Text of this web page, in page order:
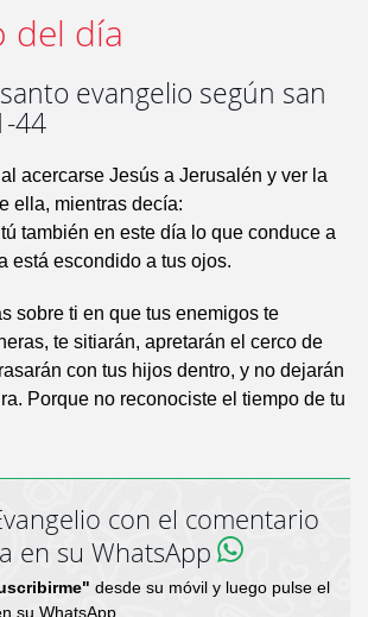
del día
evangelio según san
44
acercarse Jesús a Jerusalén y ver la
ella, mientras decía:
también en este día lo que conduce a
está escondido a tus ojos.
sobre ti en que tus enemigos te
te sitiarán, apretarán el cerco de
con tus hijos dentro, y no dejarán
Porque no reconociste el tiempo de tu
con el comentario
en su WhatsApp
desde su móvil y luego pulse el
su WhatsApp.